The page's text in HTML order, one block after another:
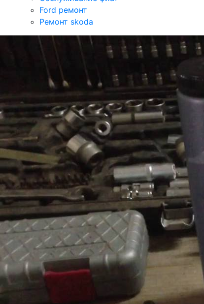
Ford ремонт
Ремонт skoda